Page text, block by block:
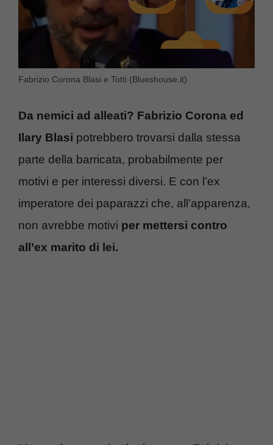
Fabrizio Corona Blasi e Totti (Blueshouse.it)
Da nemici ad alleati? Fabrizio Corona ed
Ilary Blasi potrebbero trovarsi dalla stessa
parte della barricata, probabilmente per
motivi e per interessi diversi. E con l’ex
imperatore dei paparazzi che, all’apparenza,
non avrebbe motivi per mettersi contro
all’ex marito di lei.